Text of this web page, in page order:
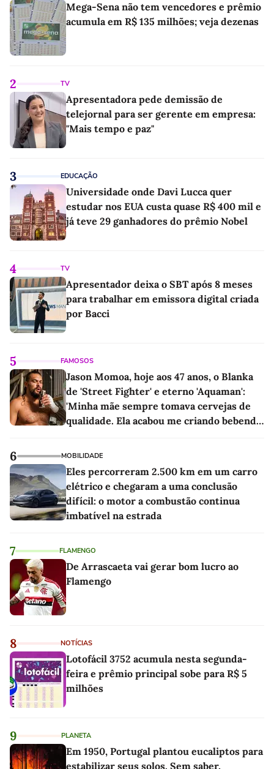
Mega-Sena não tem vencedores e prêmio
acumula em R$ 135 milhões; veja dezenas
2 TV
Apresentadora pede demissão de
telejornal para ser gerente em empresa:
"Mais tempo e paz"
3 EDUCAÇÃO
Universidade onde Davi Lucca quer
estudar nos EUA custa quase R$ 400 mil e
já teve 29 ganhadores do prêmio Nobel
4 TV
Apresentador deixa o SBT após 8 meses
para trabalhar em emissora digital criada
por Bacci
5 FAMOSOS
Jason Momoa, hoje aos 47 anos, o Blanka
de 'Street Fighter' e eterno 'Aquaman':
'Minha mãe sempre tomava cervejas de
qualidade. Ela acabou me criando bebendo
6 MOBILIDADE
Eles percorreram 2.500 km em um carro
elétrico e chegaram a uma conclusão
difícil: o motor a combustão continua
imbatível na estrada
7 FLAMENGO
De Arrascaeta vai gerar bom lucro ao
Flamengo
8 NOTÍCIAS
Lotofácil 3752 acumula nesta segunda-
feira e prêmio principal sobe para R$ 5
milhões
9 PLANETA
Em 1950, Portugal plantou eucaliptos para
estabilizar seus solos. Sem saber,